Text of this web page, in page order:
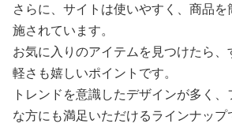
さらに、サイトは使いやすく、商品
施されています。
お気に入りのアイテムを見つけたら
軽さも嬉しいポイントです。
トレンドを意識したデザインが多く
な方にも満足いただけるラインナップ